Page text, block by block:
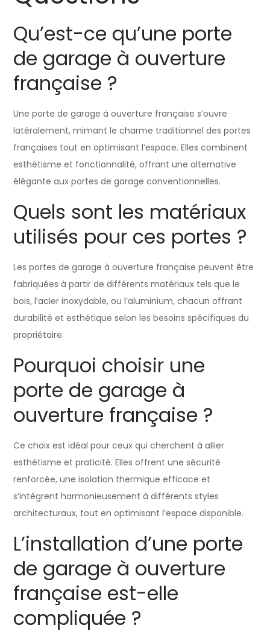
Qu’est-ce qu’une porte
de garage à ouverture
française ?
Une porte de garage à ouverture française s’ouvre
latéralement, mimant le charme traditionnel des portes
françaises tout en optimisant l’espace. Elles combinent
esthétisme et fonctionnalité, offrant une alternative
élégante aux portes de garage conventionnelles.
Quels sont les matériaux
utilisés pour ces portes ?
Les portes de garage à ouverture française peuvent être
fabriquées à partir de différents matériaux tels que le
bois, l’acier inoxydable, ou l’aluminium, chacun offrant
durabilité et esthétique selon les besoins spécifiques du
propriétaire.
Pourquoi choisir une
porte de garage à
ouverture française ?
Ce choix est idéal pour ceux qui cherchent à allier
esthétisme et praticité. Elles offrent une sécurité
renforcée, une isolation thermique efficace et
s’intègrent harmonieusement à différents styles
architecturaux, tout en optimisant l’espace disponible.
L’installation d’une porte
de garage à ouverture
française est-elle
compliquée ?